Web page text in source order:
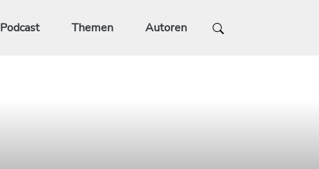
Podcast Themen Autoren